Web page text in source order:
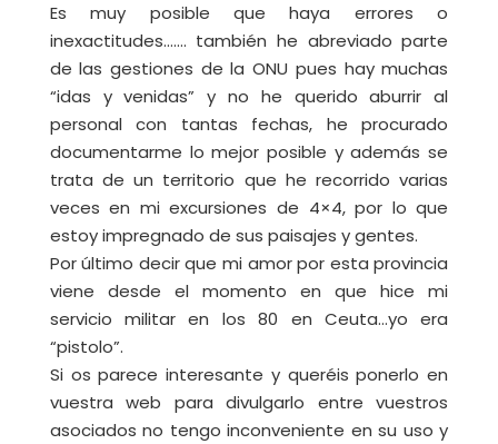
Es muy posible que haya errores o
inexactitudes……. también he abreviado parte
de las gestiones de la ONU pues hay muchas
“idas y venidas” y no he querido aburrir al
personal con tantas fechas, he procurado
documentarme lo mejor posible y además se
trata de un territorio que he recorrido varias
veces en mi excursiones de 4×4, por lo que
estoy impregnado de sus paisajes y gentes.
Por último decir que mi amor por esta provincia
viene desde el momento en que hice mi
servicio militar en los 80 en Ceuta…yo era
“pistolo”.
Si os parece interesante y queréis ponerlo en
vuestra web para divulgarlo entre vuestros
asociados no tengo inconveniente en su uso y